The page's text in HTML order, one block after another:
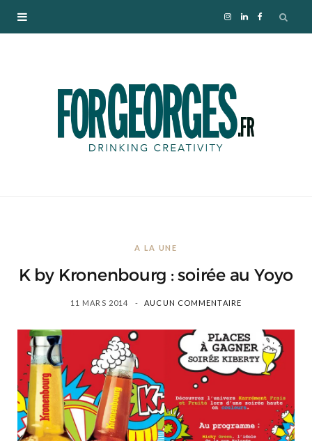
I
s
m
L
k
A LA UNE
K by Kronenbourg : soirée au Yoyo
11 MARS 2014 AUCUN COMMENTAIRE